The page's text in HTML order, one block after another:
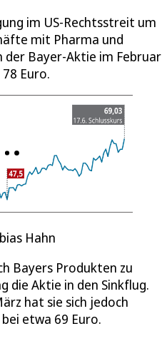
im US-Rechtsstreit um
mit Pharma und
Bayer-Aktie im Februar
Euro.
Hahn
Bayers Produkten zu
die Aktie in den Sinkflug.
hat sie sich jedoch
etwa 69 Euro.